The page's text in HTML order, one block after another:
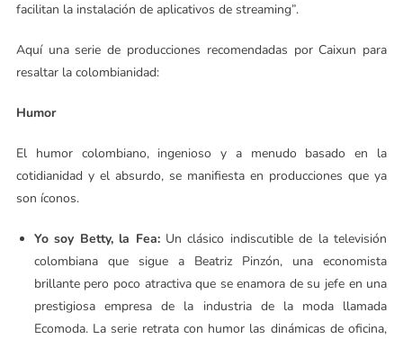
facilitan la instalación de aplicativos de streaming”.
Aquí una serie de producciones recomendadas por Caixun para
resaltar la colombianidad:
Humor
El humor colombiano, ingenioso y a menudo basado en la
cotidianidad y el absurdo, se manifiesta en producciones que ya
son íconos.
Yo soy Betty, la Fea:Un clásico indiscutible de la televisión
colombiana que sigue a Beatriz Pinzón, una economista
brillante pero poco atractiva que se enamora de su jefe en una
prestigiosa empresa de la industria de la moda llamada
Ecomoda. La serie retrata con humor las dinámicas de oficina,